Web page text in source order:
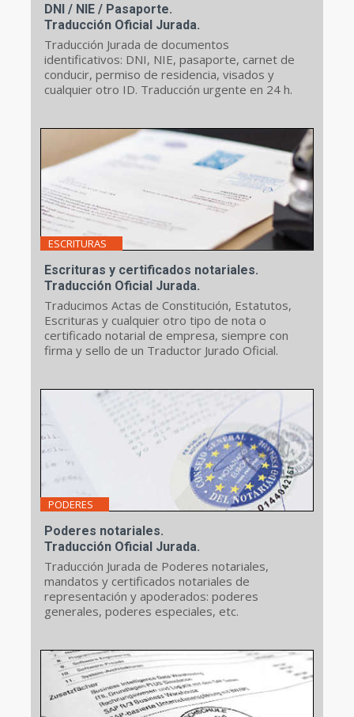
DNI / NIE / Pasaporte.
Traducción Oficial Jurada.
Traducción Jurada de documentos
identificativos: DNI, NIE, pasaporte, carnet de
conducir, permiso de residencia, visados y
cualquier otro ID. Traducción urgente en 24 h.
ESCRITURAS
Escrituras y certificados notariales.
Traducción Oficial Jurada.
Traducimos Actas de Constitución, Estatutos,
Escrituras y cualquier otro tipo de nota o
certificado notarial de empresa, siempre con
firma y sello de un Traductor Jurado Oficial.
PODERES
Poderes notariales.
Traducción Oficial Jurada.
Traducción Jurada de Poderes notariales,
mandatos y certificados notariales de
representación y apoderados: poderes
generales, poderes especiales, etc.